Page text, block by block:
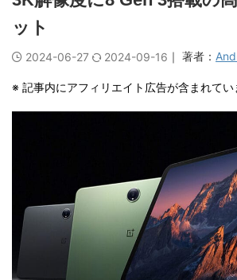
ット
2024-06-27 2024-09-16 ｜ 著者：
※ 記事内にアフィリエイト広告が含まれてい